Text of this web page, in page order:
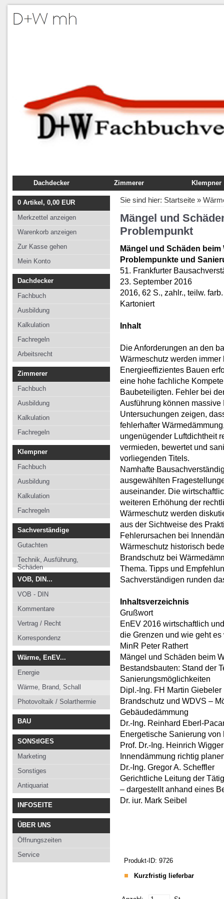
Dachdecker
Fachbuch
Ausbildung
Kalkulation
Fachregeln
Arbeitsrecht
Zimmerer
Fachbuch
Ausbildung
Kalkulation
Klempner
Fachbuch
Ausbildung
Kalkulation
0 Artikel, 0,00 EUR
Merkzettel anzeigen
Warenkorb anzeigen
Zur Kasse gehen
Mein Konto
Dachdecker
Fachbuch
Ausbildung
Kalkulation
Fachregeln
Arbeitsrecht
Zimmerer
Fachbuch
Ausbildung
Kalkulation
Fachregeln
Klempner
Fachbuch
Ausbildung
Kalkulation
Fachregeln
Sachverständige
Gutachten
Technik, Ausführung,
Schäden
VOB, DIN...
VOB - DIN
Kommentare
Vertrag / Recht
Korrespondenz
Wärme, EnEV...
Energie
Wärme, Brand, Schall
Photovoltaik / Solarthermie
BAU
SONStIGES
Marketing
Sonstiges
Antiquariat
INFOSEITE
ÜBER UNS
Öffnungszeiten
Service
Sie sind hier: Startseite »
Mängel und
Problempunkt
Mängel und Schäden beim
Problempunkte und
51. Frankfurter
23. September 2016
2016, 62 S., zahlr., teilw.
Kartoniert
Inhalt
Die Anforderungen an den
Wärmeschutz werden immer
Energieeffizientes Bauen
eine hohe fachliche
Baubeteiligten. Fehler bei
Ausführung können
Untersuchungen zeigen,
fehlerhafter
ungenügender Luftdichtheit
vermieden, bewertet und
vorliegenden Titels.
Namhafte
ausgewählten
auseinander. Die
weiteren Erhöhung der
Wärmeschutz werden
aus der Sichtweise des
Fehlerursachen bei
Wärmeschutz historisch
Brandschutz bei
Thema. Tipps und
Sachverständigen runden
Inhaltsverzeichnis
Grußwort
EnEV 2016 wirtschaftlich
die Grenzen und wie geht es
MinR Peter Rathert
Mängel und Schäden beim
Bestandsbauten: Stand der
Sanierungsmöglichkeiten
Dipl.-Ing. FH Martin Giebeler
Brandschutz und WDVS –
Gebäudedämmung
Dr.-Ing. Reinhard Eberl-
Energetische Sanierung
Prof. Dr.-Ing. Heinrich
Innendämmung richtig
Dr.-Ing. Gregor A. Scheffler
Gerichtliche Leitung der
– dargestellt anhand eines
Dr. iur. Mark Seibel
Produkt-ID: 9726
Kurzfristig lieferbar